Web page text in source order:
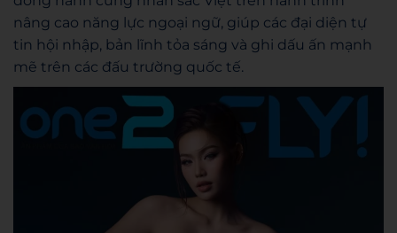
nâng cao năng lực ngoại ngữ, giúp các đại diện tự
tin hội nhập, bản lĩnh tỏa sáng và ghi dấu ấn mạnh
mẽ trên các đấu trường quốc tế.